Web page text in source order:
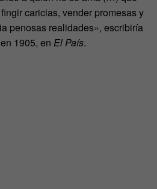
caricias, vender promesas y
penosas realidades», escribiría
1905, en El País.